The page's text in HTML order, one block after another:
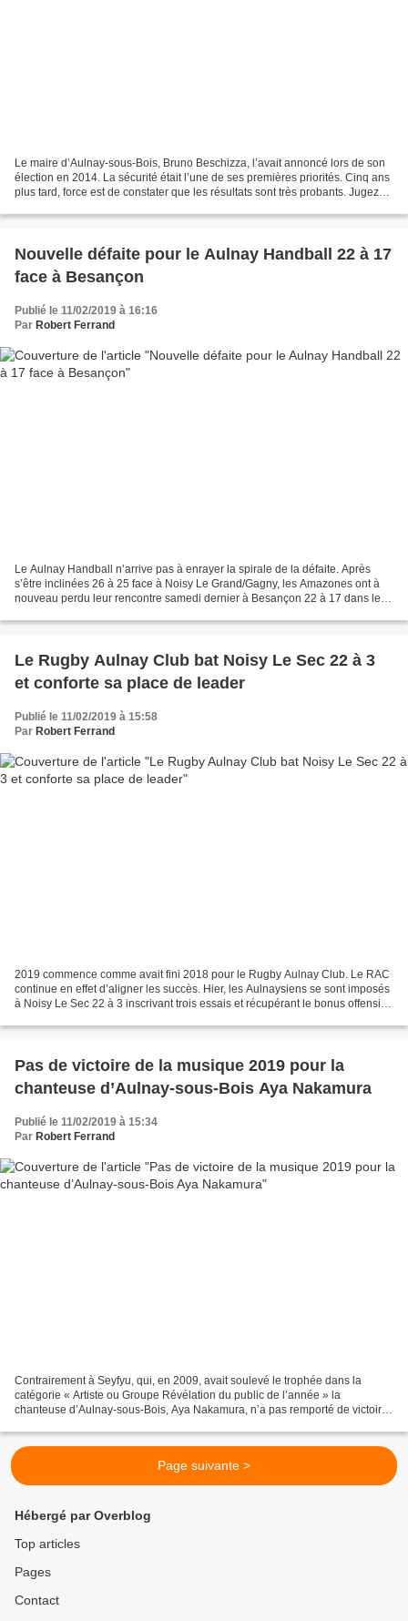
Le maire d’Aulnay-sous-Bois, Bruno Beschizza, l’avait annoncé lors de son
élection en 2014. La sécurité était l’une de ses premières priorités. Cinq ans
plus tard, force est de constater que les résultats sont très probants. Jugez
Nouvelle défaite pour le Aulnay Handball 22 à 17
face à Besançon
Publié le 11/02/2019 à 16:16
Par Robert Ferrand
Le Aulnay Handball n’arrive pas à enrayer la spirale de la défaite. Après
s’être inclinées 26 à 25 face à Noisy Le Grand/Gagny, les Amazones ont à
nouveau perdu leur rencontre samedi dernier à Besançon 22 à 17 dans le
Le Rugby Aulnay Club bat Noisy Le Sec 22 à 3
et conforte sa place de leader
Publié le 11/02/2019 à 15:58
Par Robert Ferrand
2019 commence comme avait fini 2018 pour le Rugby Aulnay Club. Le RAC
continue en effet d’aligner les succès. Hier, les Aulnaysiens se sont imposés
à Noisy Le Sec 22 à 3 inscrivant trois essais et récupérant le bonus offensif.
Pas de victoire de la musique 2019 pour la
chanteuse d’Aulnay-sous-Bois Aya Nakamura
Publié le 11/02/2019 à 15:34
Par Robert Ferrand
Contrairement à Seyfyu, qui, en 2009, avait soulevé le trophée dans la
catégorie « Artiste ou Groupe Révélation du public de l’année » la
chanteuse d’Aulnay-sous-Bois, Aya Nakamura, n’a pas remporté de victoire
Page suivante >
Hébergé par Overblog
Top articles
Pages
Contact